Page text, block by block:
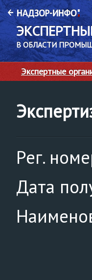
В ОБЛАСТИ
Экспертные
Рег.
Дата